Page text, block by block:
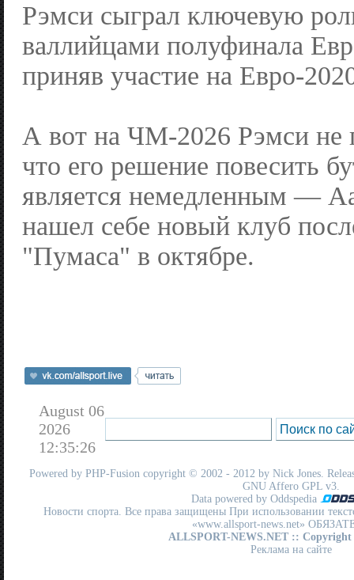
Рэмси сыграл ключевую
валлийцами полуфинала
приняв участие на Евро-
А вот на ЧМ-2026 Рэмси не
что его решение повесить
является немедленным —
нашел себе новый клуб
"Пумаса" в октябре.
August 06
2026
12:35:26
Powered by PHP-Fusion copyright © 2002 - 2012 by Nick Jones.
GNU Affero GPL v3.
Data powered by Oddspedia
Новости спорта. Все права защищены При использовании
«www.allsport-news.net»
ALLSPORT-NEWS.NET :: Copyright
Реклама на сайте